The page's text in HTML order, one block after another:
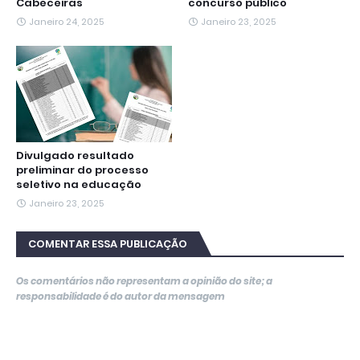
Janeiro 24, 2025 Janeiro 23, 2025
Divulgado resultado
preliminar do processo
seletivo na educação
Janeiro 23, 2025
COMENTAR ESSA PUBLICAÇÃO
Os comentários não representam a opinião do site; a
responsabilidade é do autor da mensagem